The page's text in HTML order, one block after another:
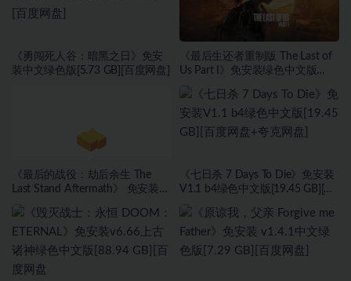
《勇闯死人谷：暗黑之日》免安
装中文绿色版[5.73 GB][百度网盘]
《最后生还者重制版 The Last of
Us Part I》免安装绿色中文版
+迅雷网盘]
《最后的战役：劫后余生 The
Last Stand Aftermath》 免安装
[百度网盘+迅雷网盘]
《七日杀 7 Days To Die》免安装
V1.1 b4绿色中文版[19.45 GB][百